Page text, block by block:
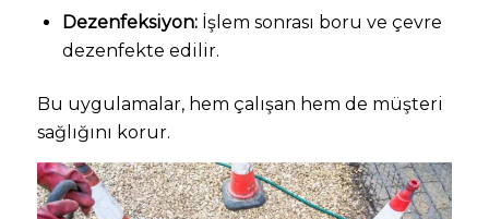
Dezenfeksiyon:İşlem sonrası boru ve çevre
dezenfekte edilir.
Bu uygulamalar, hem çalışan hem de müşteri
sağlığını korur.